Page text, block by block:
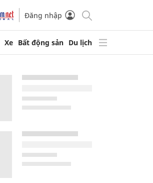
Đăng nhập
Xe Bất động sản Du lịch